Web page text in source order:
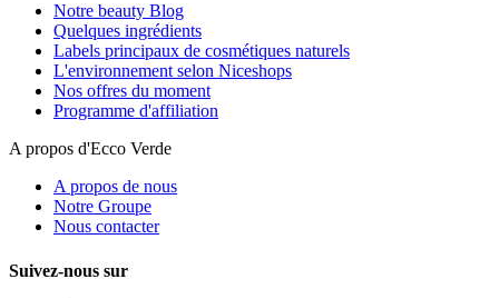
Notre beauty Blog
Quelques ingrédients
Labels principaux de cosmétiques naturels
L'environnement selon Niceshops
Nos offres du moment
Programme d'affiliation
A propos d'Ecco Verde
A propos de nous
Notre Groupe
Nous contacter
Suivez-nous sur